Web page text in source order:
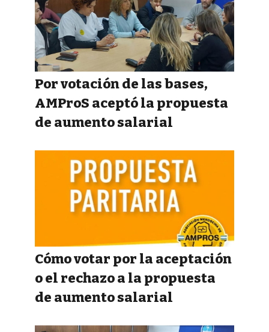
Por votación de las bases,
AMProS aceptó la propuesta
de aumento salarial
Cómo votar por la aceptación
o el rechazo a la propuesta
de aumento salarial